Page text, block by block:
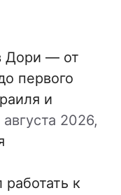
Дори — от
первого
и
августа 2026,
к